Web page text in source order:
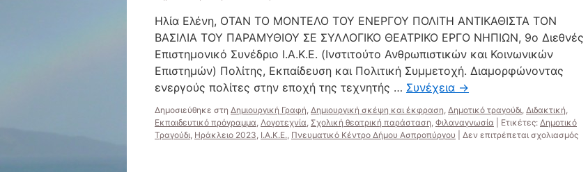
Ηλία Ελένη, ΟΤΑΝ ΤΟ ΜΟΝΤΕΛΟ ΤΟΥ ΕΝΕΡΓΟΥ ΠΟΛΙΤΗ ΑΝΤΙΚΑΘΙΣΤΑ ΤΟΝ
ΒΑΣΙΛΙΑ ΤΟΥ ΠΑΡΑΜΥΘΙΟΥ ΣΕ ΣΥΛΛΟΓΙΚΟ ΘΕΑΤΡΙΚΟ ΕΡΓΟ ΝΗΠΙΩΝ, 9o Διεθνές
Επιστημονικό Συνέδριο Ι.Α.Κ.Ε. (Ινστιτούτο Ανθρωπιστικών και Κοινωνικών
Επιστημών) Πολίτης, Εκπαίδευση και Πολιτική Συμμετοχή. Διαμορφώνοντας
ενεργούς πολίτες στην εποχή της τεχνητής … Συνέχεια →
Δημοσιεύθηκε στη Δημιουργική Γραφή, Δημιουργική σκέψη και έκφραση, Δημοτικό τραγούδι, Διδακτική,
Εκπαιδευτικό πρόγραμμα, Λογοτεχνία, Σχολική θεατρική παράσταση, Φιλαναγνωσία Ετικέτες: Δημοτικό
Τραγούδι, Ηράκλειο 2023, Ι.Α.Κ.Ε., Πνευματικό Κέντρο Δήμου Ασπροπύργου Δεν επιτρέπεται σχολιασμόςστο